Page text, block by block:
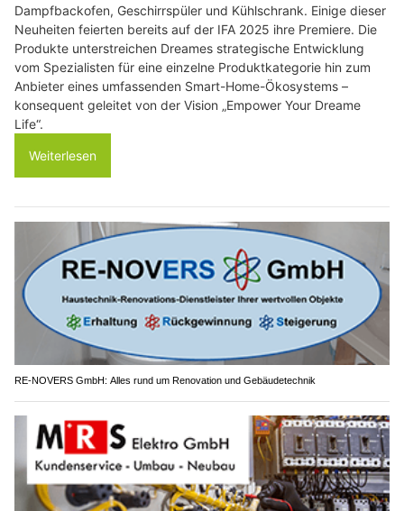
Dampfbackofen, Geschirrspüler und Kühlschrank. Einige dieser
Neuheiten feierten bereits auf der IFA 2025 ihre Premiere. Die
Produkte unterstreichen Dreames strategische Entwicklung
vom Spezialisten für eine einzelne Produktkategorie hin zum
Anbieter eines umfassenden Smart-Home-Ökosystems –
konsequent geleitet von der Vision „Empower Your Dreame
Life“.
Weiterlesen
RE-NOVERS GmbH: Alles rund um Renovation und Gebäudetechnik